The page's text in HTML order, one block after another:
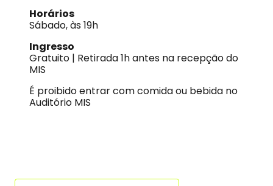
Horários
Sábado, às 19h
Ingresso
Gratuito | Retirada 1h antes na recepção do
MIS
É proibido entrar com comida ou bebida no
Auditório MIS